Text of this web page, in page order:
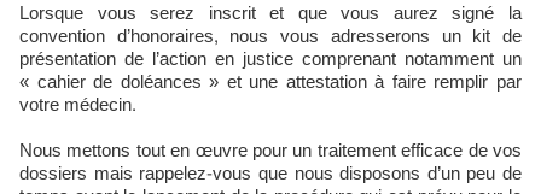
Lorsque vous serez inscrit et que vous aurez signé la
convention d’honoraires, nous vous adresserons un kit de
présentation de l’action en justice comprenant notamment un
« cahier de doléances » et une attestation à faire remplir par
votre médecin.
Nous mettons tout en œuvre pour un traitement efficace de vos
dossiers mais rappelez-vous que nous disposons d’un peu de